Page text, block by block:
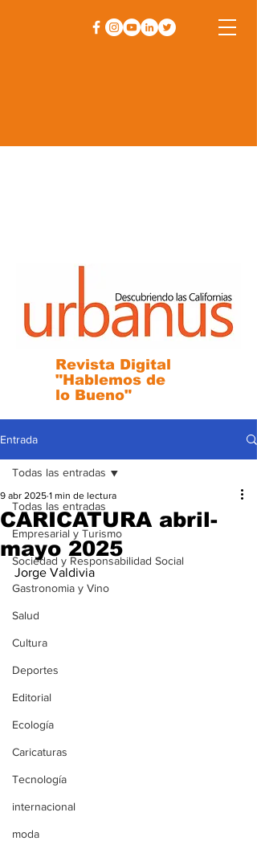
Revista Digital
"Hablemos de
lo Bueno"
Entrada
Todas las entradas
Empresarial y Turismo
Sociedad y Responsabilidad Social
Gastronomia y Vino
Salud
Cultura
Deportes
Editorial
Ecología
Caricaturas
Tecnología
internacional
moda
Todas las entradas
CARICATURA abril-
mayo 2025
9 abr 2025 1 min de lectura
Jorge Valdivia